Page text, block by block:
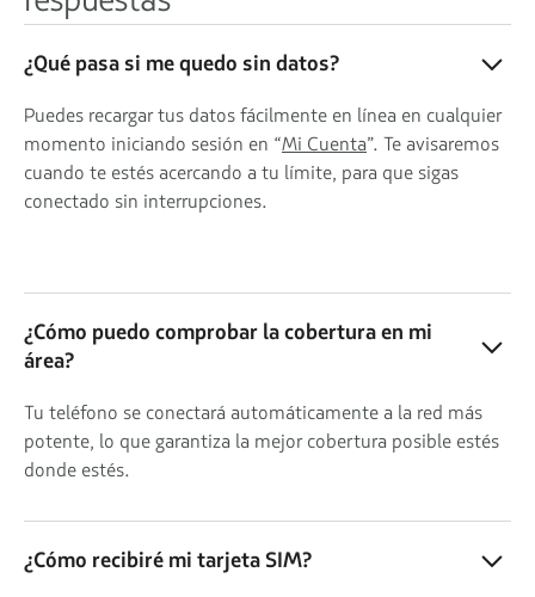
¿Qué pasa si me quedo sin datos?
Puedes recargar tus datos fácilmente en línea en cualquier
momento iniciando sesión en “Mi Cuenta”. Te avisaremos
cuando te estés acercando a tu límite, para que sigas
conectado sin interrupciones.
¿Cómo puedo comprobar la cobertura en mi
área?
Tu teléfono se conectará automáticamente a la red más
potente, lo que garantiza la mejor cobertura posible estés
donde estés.
¿Cómo recibiré mi tarjeta SIM?